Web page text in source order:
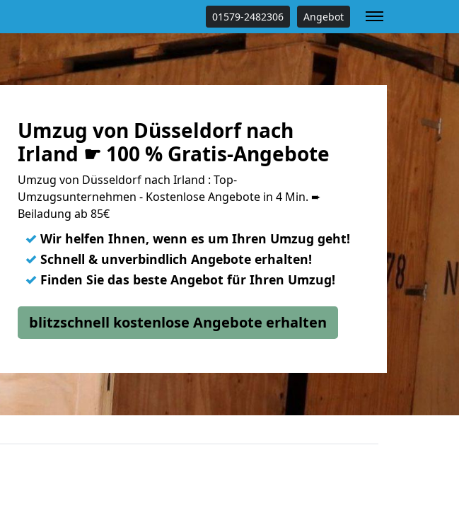
01579-2482306 Angebot
Umzug von Düsseldorf nach
Irland ☛ 100 % Gratis-Angebote
Umzug von Düsseldorf nach Irland : Top-
Umzugsunternehmen - Kostenlose Angebote in 4 Min. ➨
Beiladung ab 85€
✓ Wir helfen Ihnen, wenn es um Ihren Umzug geht!
✓ Schnell & unverbindlich Angebote erhalten!
✓ Finden Sie das beste Angebot für Ihren Umzug!
blitzschnell kostenlose Angebote erhalten